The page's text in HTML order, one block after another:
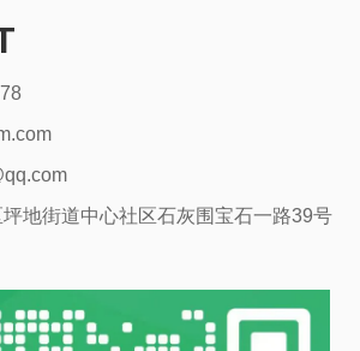
地街道中心社区石灰围宝石一路39号